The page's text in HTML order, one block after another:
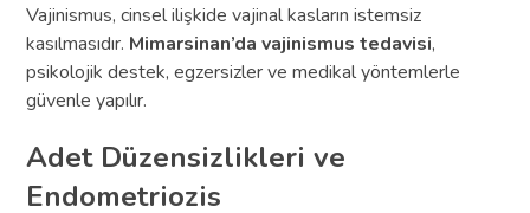
Vajinismus, cinsel ilişkide vajinal kasların istemsiz
kasılmasıdır. Mimarsinan’da vajinismus tedavisi,
psikolojik destek, egzersizler ve medikal yöntemlerle
güvenle yapılır.
Adet Düzensizlikleri ve
Endometriozis